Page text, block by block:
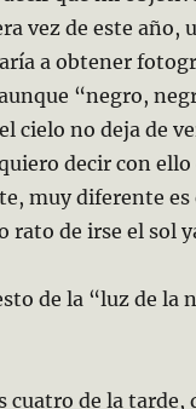
vez de este año,
a obtener
“negro,
cielo no deja de
decir con
muy diferente
rato de irse el sol
de la “luz de la
cuatro de la